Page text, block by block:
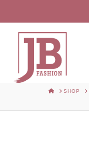
HOMESHOP